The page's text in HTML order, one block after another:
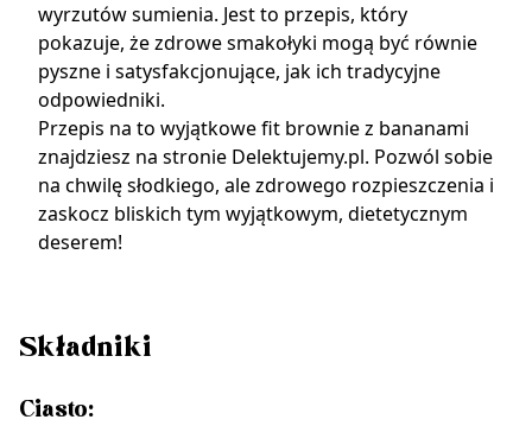
wyrzutów sumienia. Jest to przepis, który
pokazuje, że zdrowe smakołyki mogą być równie
pyszne i satysfakcjonujące, jak ich tradycyjne
odpowiedniki.
Przepis na to wyjątkowe fit brownie z bananami
znajdziesz na stronie Delektujemy.pl. Pozwól sobie
na chwilę słodkiego, ale zdrowego rozpieszczenia i
zaskocz bliskich tym wyjątkowym, dietetycznym
deserem!
Składniki
Ciasto: